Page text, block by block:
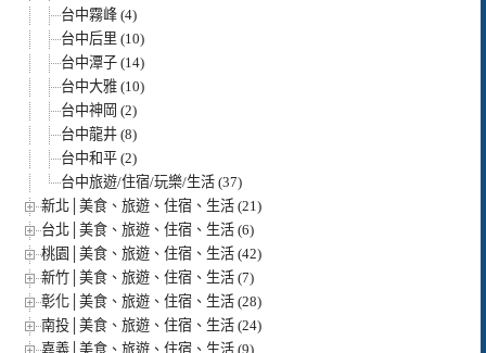
台中霧峰 (4)
台中后里 (10)
台中潭子 (14)
台中大雅 (10)
台中神岡 (2)
台中龍井 (8)
台中和平 (2)
台中旅遊/住宿/玩樂/生活 (37)
新北│美食、旅遊、住宿、生活 (21)
台北│美食、旅遊、住宿、生活 (6)
桃園│美食、旅遊、住宿、生活 (42)
新竹│美食、旅遊、住宿、生活 (7)
彰化│美食、旅遊、住宿、生活 (28)
南投│美食、旅遊、住宿、生活 (24)
嘉義│美食、旅遊、住宿、生活 (9)